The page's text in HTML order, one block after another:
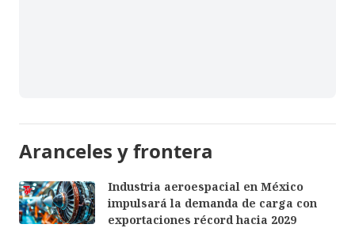
Aranceles y frontera
Industria aeroespacial en México
impulsará la demanda de carga con
exportaciones récord hacia 2029